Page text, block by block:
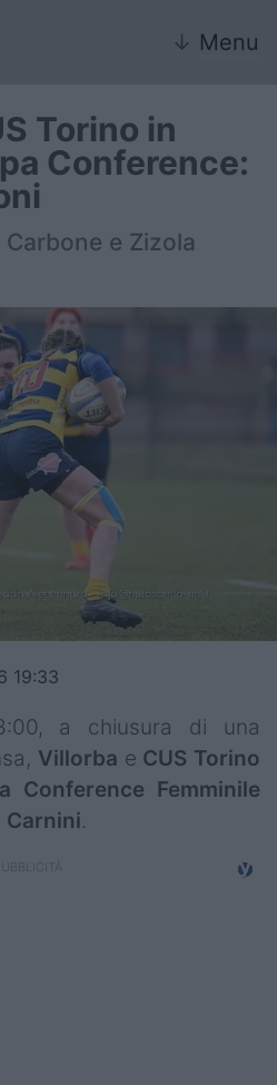
↓ Menu
Torino in
Conference:
e Zizola
19:33
a chiusura di una
Villorba e CUS Torino
Conference Femminile
Carnini.